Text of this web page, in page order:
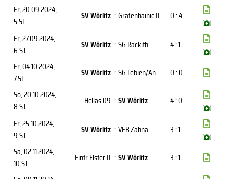
Fr, 20.09.2024,
5.ST
SV Wörlitz : Gräfenhainic II 0 : 4
( )
Fr, 27.09.2024,
6.ST
SV Wörlitz : SG Rackith 4 : 1
( )
Fr, 04.10.2024,
7.ST
SV Wörlitz : SG Lebien/An
0 : 0
So, 20.10.2024,
8.ST
Hellas 09 : SV Wörlitz 4 : 0
( )
Fr, 25.10.2024,
9.ST
SV Wörlitz : VFB Zahna 3 : 1
( )
Sa, 02.11.2024,
10.ST
Eintr Elster II : SV Wörlitz
3 : 1